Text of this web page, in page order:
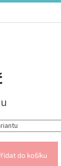
do košíku